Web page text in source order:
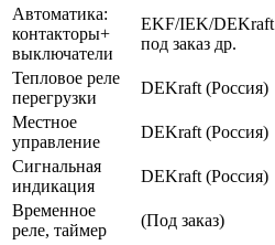
Автоматика:
контакторы+
выключатели
EKF/IEK/DEKraft
под заказ др.
Тепловое реле
перегрузки
DEKraft (Россия)
Местное
управление
DEKraft (Россия)
Сигнальная
индикация
DEKraft (Россия)
Временное
реле, таймер
(Под заказ)